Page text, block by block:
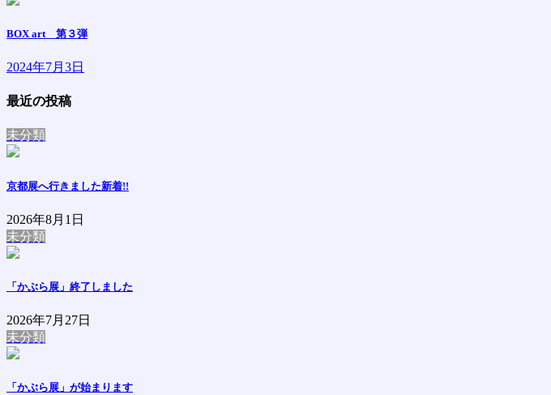
BOX art 第３弾
2024年7月3日
最近の投稿
未分類
京都展へ行きました新着!!
2026年8月1日
未分類
「かぶら展」終了しました
2026年7月27日
未分類
「かぶら展」が始まります